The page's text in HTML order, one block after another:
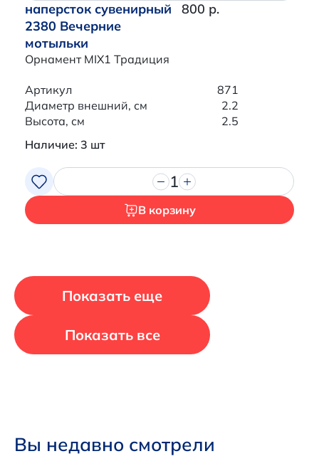
наперсток сувенирный
2380 Вечерние
мотыльки
Орнамент MIX1 Традиция
800 р.
Артикул
871
Диаметр внешний, см
2.2
Высота, см
2.5
Наличие: 3 шт
1
В корзину
Показать еще
Показать все
Вы недавно смотрели